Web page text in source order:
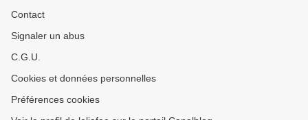
Contact
Signaler un abus
C.G.U.
Cookies et données personnelles
Préférences cookies